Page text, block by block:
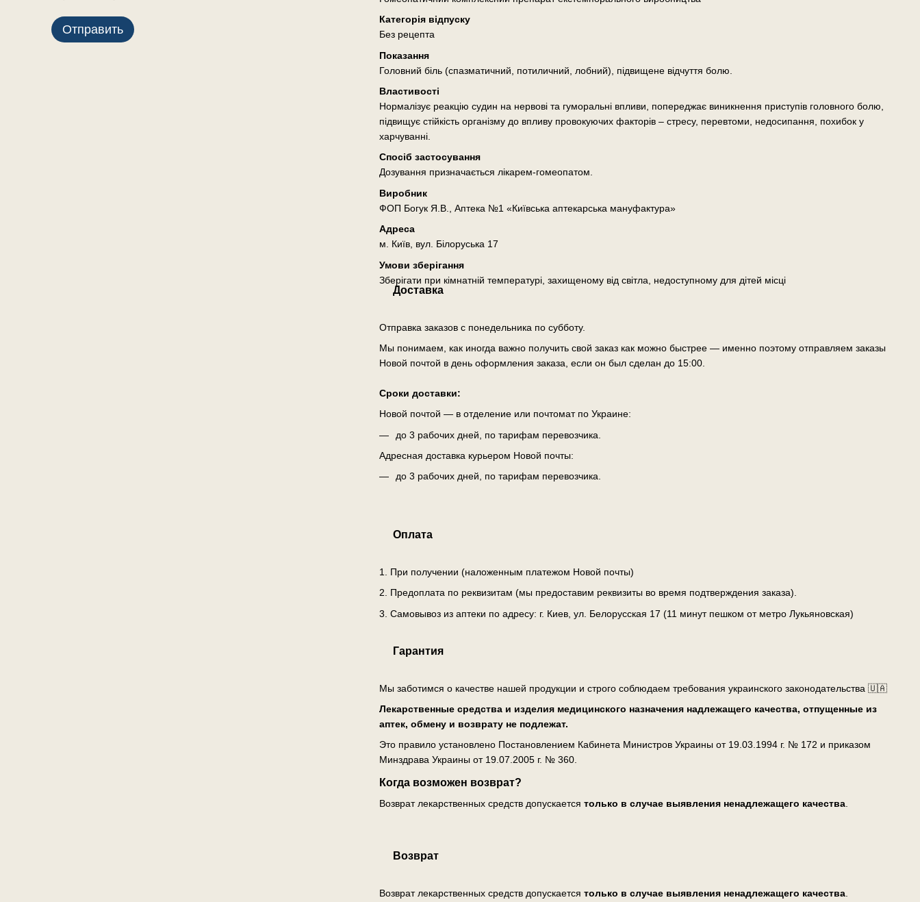
Отправить
Категорія відпуску
Без рецепта
Показання
Головний біль (спазматичний, потиличний, лобний), підвищене відчуття болю.
Властивості
Нормалізує реакцію судин на нервові та гуморальні впливи, попереджає виникнення приступів головного болю,
підвищує стійкість організму до впливу провокуючих факторів – стресу, перевтоми, недосипання, похибок у
харчуванні.
Спосіб застосування
Дозування призначається лікарем-гомеопатом.
Виробник
ФОП Богук Я.В., Аптека №1 «Київська аптекарська мануфактура»
Адреса
м. Київ, вул. Білоруська 17
Умови зберігання
Зберігати при кімнатній температурі, захищеному від світла, недоступному для дітей місці
Доставка
Отправка заказов с понедельника по субботу.
Мы понимаем, как иногда важно получить свой заказ как можно быстрее — именно поэтому отправляем заказы
Новой почтой в день оформления заказа, если он был сделан до 15:00.
Сроки доставки:
Новой почтой — в отделение или почтомат по Украине:
до 3 рабочих дней, по тарифам перевозчика.
Адресная доставка курьером Новой почты:
до 3 рабочих дней, по тарифам перевозчика.
Оплата
1. При получении (наложенным платежом Новой почты)
2. Предоплата по реквизитам (мы предоставим реквизиты во время подтверждения заказа).
3. Самовывоз из аптеки по адресу: г. Киев, ул. Белорусская 17 (11 минут пешком от метро Лукьяновская)
Гарантия
Мы заботимся о качестве нашей продукции и строго соблюдаем требования украинского законодательства 🇺🇦
Лекарственные средства и изделия медицинского назначения надлежащего качества, отпущенные из
аптек, обмену и возврату не подлежат.
Это правило установлено Постановлением Кабинета Министров Украины от 19.03.1994 г. № 172 и приказом
Минздрава Украины от 19.07.2005 г. № 360.
Когда возможен возврат?
Возврат лекарственных средств допускается только в случае выявления ненадлежащего качества.
Возврат
Возврат лекарственных средств допускается только в случае выявления ненадлежащего качества.